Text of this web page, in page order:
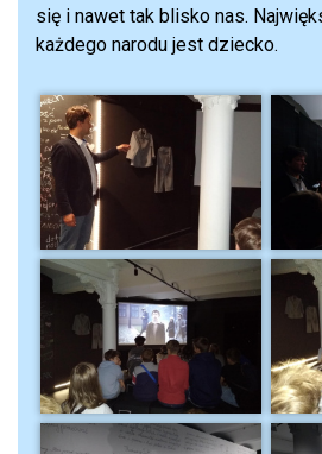
się i nawet tak blisko nas.
każdego narodu jest dziecko.